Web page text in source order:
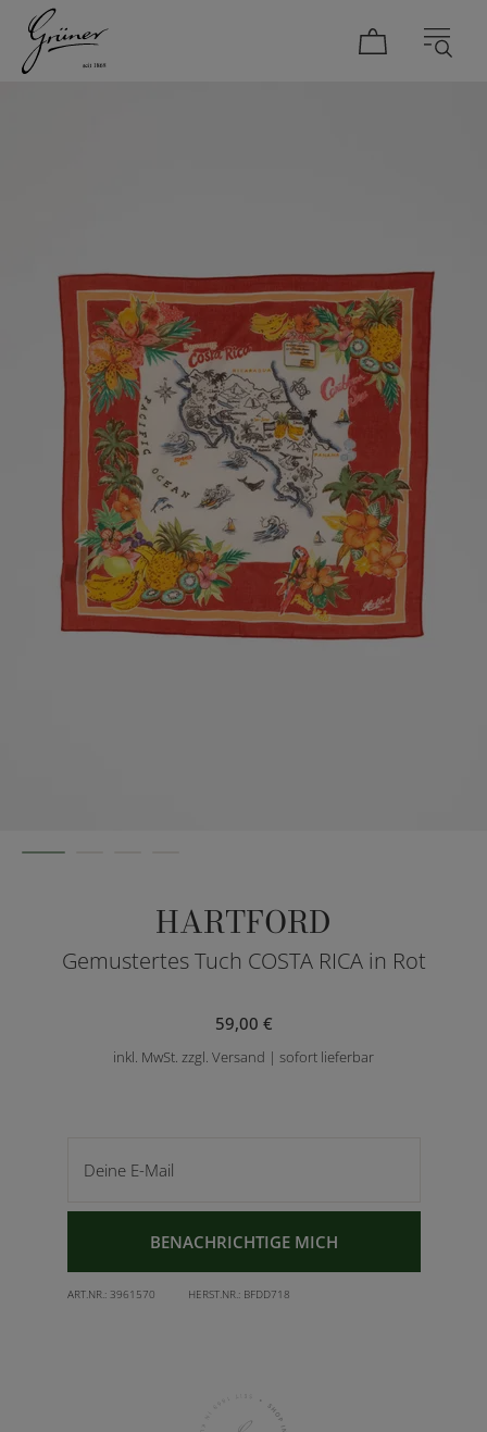
HARTFORD
Gemustertes Tuch COSTA RICA in Rot
59,00 €
inkl. MwSt. zzgl. Versand | sofort lieferbar
BENACHRICHTIGE MICH
ART.NR.: 3961570 HERST.NR.: BFDD718